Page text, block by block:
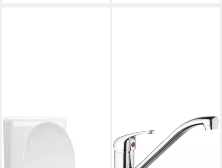
Spültischarmatur
Einhebelarmatur "Leon", HD,
Messing, verchromt,